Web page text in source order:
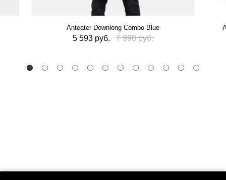
Anteater Downlong Combo Blue
5 593 руб. 7 990 руб.